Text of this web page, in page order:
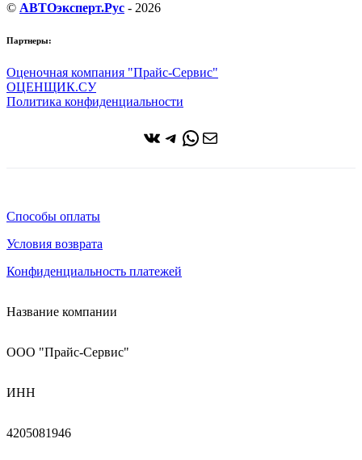
© АВТОэксперт.Рус - 2026
Партнеры:
Оценочная компания "Прайс-Сервис"
ОЦЕНЩИК.СУ
Политика конфиденциальности
ВКонтакте
Telegram
WhatsApp
Почта
Способы оплаты
Условия возврата
Конфиденциальность платежей
Название компании
ООО "Прайс-Сервис"
ИНН
4205081946